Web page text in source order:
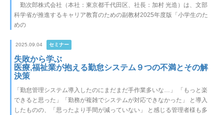
勤次郎株式会社（本社：東京都千代田区、社長：加村 光造）は、文部
科学省が推進するキャリア教育のための副教材2025年度版「小学生のた
めの
2025.09.04 セミナー
失敗から学ぶ
医療,福祉業が抱える勤怠システム９つの不満とその解
決策
「勤怠管理システム導入したのにまだまだ手作業多いな…」 「もっと楽
できると思った」「勤務が複雑でシステムが対応できなかった」 と導入
したものの、「思ったより手間が減っていない」 と感じる管理者様も多